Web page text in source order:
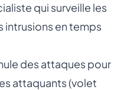
qui surveille les
en temps
des attaques pour
attaquants (volet